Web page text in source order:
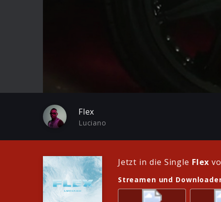
Play
Flex
Luciano
Jetzt in die Single Flex
Streamen und